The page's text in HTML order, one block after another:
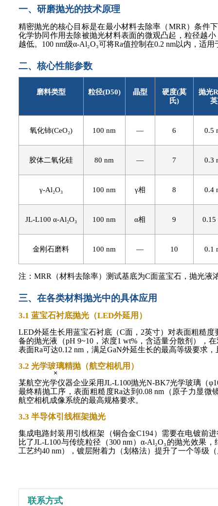
一、研磨抛光的技术原理
精密抛光的核心目标是在最小材料去除率（MRR）条件
化学协同作用去除被抛光材料表面的微观凸起，粒径越
越低。100 nm级α-Al₂O₃可将Ra值控制在0.2 nm以内，适
二、核心性能参数
磨料类型 粒径(D50) 晶型 硬度(莫
氏)
抛光
氧化铈(CeO₂) 100 nm — 6 0.5
胶体二氧化硅 80 nm — 7 0.3
γ-Al₂O₃ 100 nm γ相 8 0.4
JL-L100 α-Al₂O₃ 100 nm α相 9 0.15
金刚石磨料 100 nm — 10 0.1
注： MRR（材料去除率）测试基底为C面蓝宝石，抛光液
三、在各类材料抛光中的具体应用
3.1 蓝宝石衬底抛光（LED外延用）
LED外延生长用蓝宝石衬底（C面，2英寸）对表面粗糙度
备的抛光液（pH 9~10，浓度1 wt%，含适量分散剂），
表面Ra可达0.12 nm，满足GaN外延生长的最高等级要求
3.2 光学玻璃精抛（航空相机用）
某航空光学仪器企业采用JL-L100抛光N-BK7光学玻璃（
最终精抛工序，表面粗糙度Ra达到0.08 nm（原子力显微
航空相机成像系统的最高规格要求。
3.3 半导体引线框架抛光
集成电路封装用引线框架（铜合金C194）需要在电镀前
比了JL-L100与传统粒径（300 nm）α-Al₂O₃的抛光效果
工艺约40 nm），镀层附着力（划格法）提升了一个等级
联系方式
×